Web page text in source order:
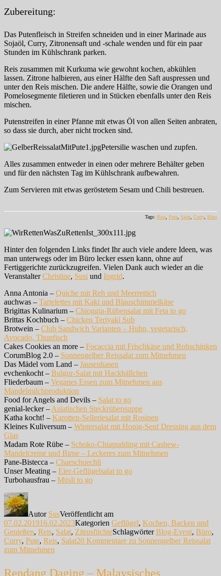
Zubereitung:
Das Putenfleisch in Streifen schneiden und in einer Marinade aus
Sojaöl, Curry, Zitronensaft und -schale wenden und für ein paar
Stunden im Kühlschrank parken.
Reis zusammen mit Kurkuma wie gewohnt kochen, abkühlen
lassen. Zitrone halbieren, aus einer Hälfte den Saft auspressen und
unter den Reis mischen. Die andere Hälfte, sowie die Orangen und
Pomelosegmente filetieren und in Stücken ebenfalls unter den Reis
mischen.
Putenstreifen in einer Pfanne mit etwas Öl von allen Seiten anbraten,
so dass sie durch, aber nicht trocken sind.
Petersilie waschen und zupfen.
Alles zusammen entweder in einen oder mehrere Behälter geben
und für den nächsten Tag im Kühlschrank aufbewahren.
Zum Servieren mit etwas geröstetem Sesam und Chili bestreuen.
Tags: Reis, Pute, Salat, Curry, Büro
Hinter den folgenden Links findet Ihr auch viele andere Ideen, was
man unterwegs oder im Büro lecker essen kann, ohne auf
Fertiggerichte zurückzugreifen. Vielen Dank auch wieder an die
VeranstalterChristine, Susi und Ingrid.
Anna Antonia – Quiche mit Reh und Meerrettich
auchwas – Tartelettes mit Kaki und Blauschimmelkäse
Brigittas Kulinarium – Chioggia-Rübensalat mit Feta to go
Brittas Kochbuch – Chicken Teriyaki Sub
Brotwein – Club Sandwich Varianten – Huhn, vegetarisch,
Avocado, Thunfisch
Cakes Cookies an more – Focaccia mit Frischkäse und Rohschinken
CorumBlog 2.0 – Sonnengelber Reissalat zum Mitnehmen
Das Mädel vom Land – Jausenhasen
evchenkocht – Bulgur-Salat mit Hackbällchen
Fliederbaum – Veganes Essen zum Mitnehmen aus
Mandelmilchproduktion
Food for Angels and Devils – Salat to go
genial-lecker –Asiatischen Steckrübensuppe
Katha kocht! – Karotten-Selleriesalat mit Rosinen
Kleines Kuliversum – Wintersalat mit Honig-Senf Dressing aus dem
Glas
Madam Rote Rübe – Schoko-Chiapudding mit Cashew-
Mandelcreme und Birne – Leckeres zum Mitnehmen
Pane-Bistecca – Chaeschuechli
Unser Meating – Eier-Geflügelsalat to go
Turbohausfrau – Müsli to go
Autor SusVeröffentlicht am
07.02.201916.02.2023Kategorien Geflügel, Kochen, Backen und
Genießen, Reis, Salat, ZitrusfüchteSchlagwörterBlog-Event, Büro,
Curry, Pute, Reis, Salat20 Kommentare zu Sonnengelber Reissalat
zum Mitnehmen
Rendang Daging – Malaysisches